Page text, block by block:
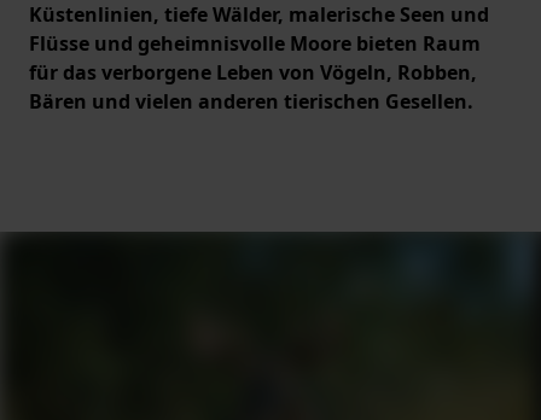
Küstenlinien, tiefe Wälder, malerische Seen und
Flüsse und geheimnisvolle Moore bieten Raum
für das verborgene Leben von Vögeln, Robben,
Bären und vielen anderen tierischen Gesellen.